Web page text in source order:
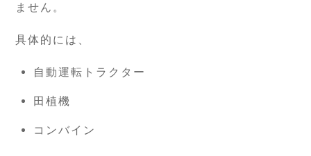
ません。
具体的には、
自動運転トラクター
田植機
コンバイン